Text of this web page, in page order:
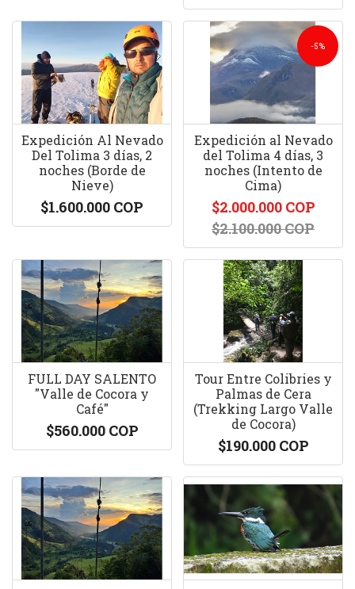
Expedición Al Nevado
Del Tolima 3 días, 2
noches (Borde de
Nieve)
$1.600.000 COP
-5%
Expedición al Nevado
del Tolima 4 días, 3
noches (Intento de
Cima)
$2.000.000 COP
$2.100.000 COP
FULL DAY SALENTO
"Valle de Cocora y
Café"
$560.000 COP
Tour Entre Colibries y
Palmas de Cera
(Trekking Largo Valle
de Cocora)
$190.000 COP